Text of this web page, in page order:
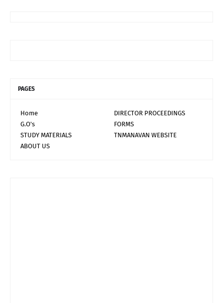
PAGES
Home
DIRECTOR PROCEEDINGS
G.O's
FORMS
STUDY MATERIALS
TNMANAVAN WEBSITE
ABOUT US